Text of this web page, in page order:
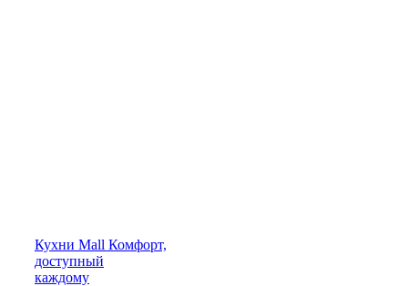
Кухни Mall Комфорт,
доступный
каждому